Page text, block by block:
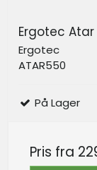
Ergotec
Ergotec
ATAR550
På Lager
Pris fra